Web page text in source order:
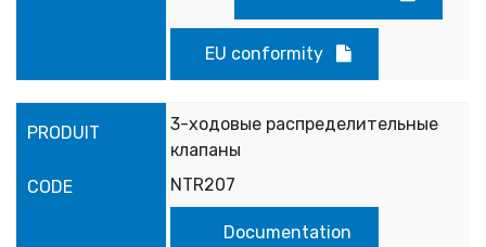
EU conformity
3-ходовые распределительные
клапаны
NTR207
Documentation